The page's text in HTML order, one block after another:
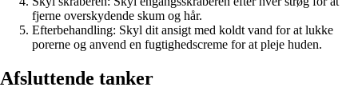
fjerne overskydende skum og hår.
Efterbehandling: Skyl dit ansigt med koldt vand for at lukke
porerne og anvend en fugtighedscreme for at pleje huden.
Afsluttende tanker